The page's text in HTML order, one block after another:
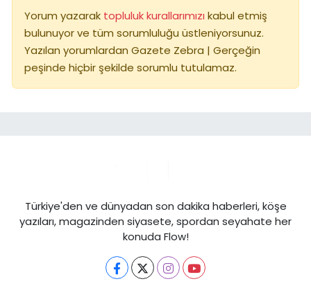
Yorum yazarak topluluk kurallarımızı kabul etmiş
bulunuyor ve tüm sorumluluğu üstleniyorsunuz.
Yazılan yorumlardan Gazete Zebra | Gerçeğin
peşinde hiçbir şekilde sorumlu tutulamaz.
Türkiye'den ve dünyadan son dakika haberleri, köşe
yazıları, magazinden siyasete, spordan seyahate her
konuda Flow!